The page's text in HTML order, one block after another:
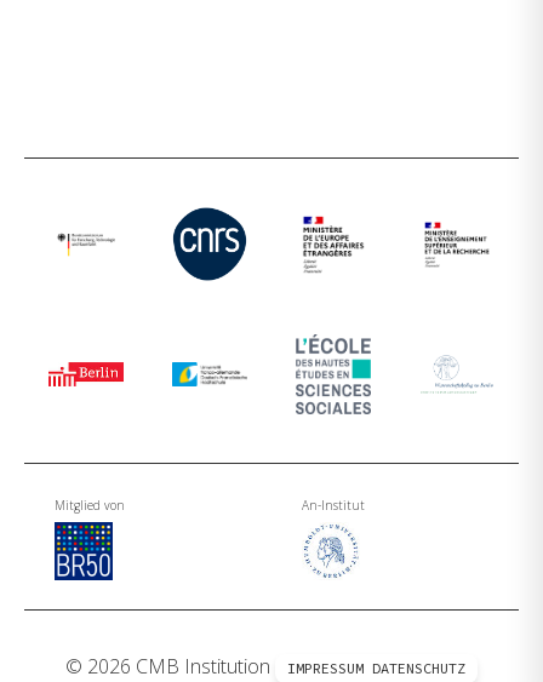
Mitglied von An-Institut
© 2026 CMB Institution IMPRESSUM DATENSCHUTZ